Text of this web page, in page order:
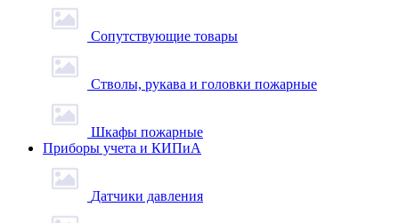
Сопутствующие товары
Стволы, рукава и головки пожарные
Шкафы пожарные
Приборы учета и КИПиА
Датчики давления